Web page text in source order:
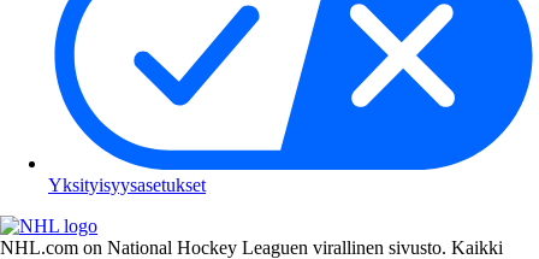
Yksityisyysasetukset
NHL.com on National Hockey Leaguen virallinen sivusto. Kaikki